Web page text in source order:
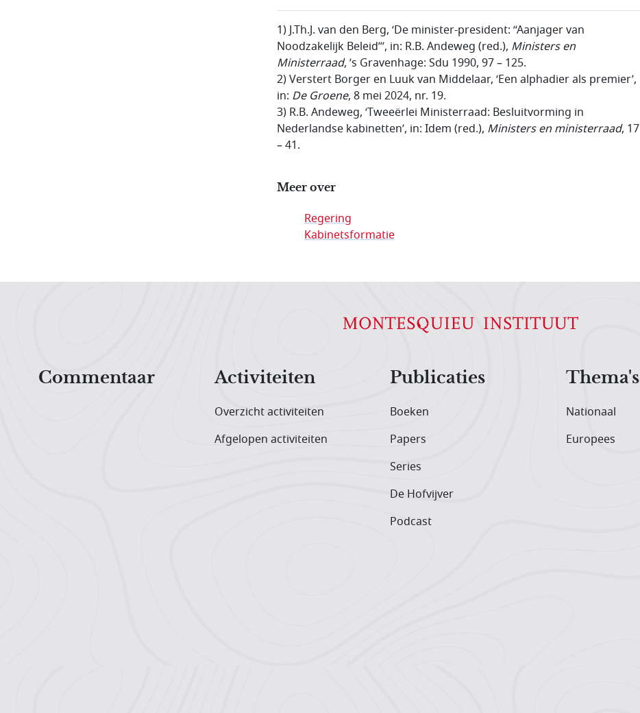
1) J.Th.J. van den Berg, ‘De minister-president: “Aanjager van
Noodzakelijk Beleid”’, in: R.B. Andeweg (red.), Ministers en
Ministerraad, ’s Gravenhage: Sdu 1990, 97 – 125.
2) Verstert Borger en Luuk van Middelaar, ‘Een alphadier als premier’,
in: De Groene, 8 mei 2024, nr. 19.
3) R.B. Andeweg, ‘Tweeërlei Ministerraad: Besluitvorming in
Nederlandse kabinetten’, in: Idem (red.), Ministers en ministerraad, 17
– 41.
Meer over
Regering
Kabinetsformatie
Commentaar
Activiteiten
Overzicht activiteiten
Afgelopen activiteiten
Publicaties
Boeken
Papers
Series
De Hofvijver
Podcast
Thema's
Nationaal
Europees